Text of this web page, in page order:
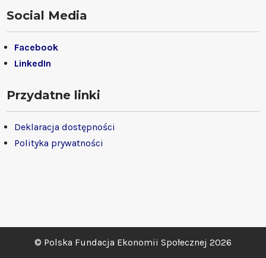
Social Media
Facebook
LinkedIn
Przydatne linki
Deklaracja dostępności
Polityka prywatności
© Polska Fundacja Ekonomii Społecznej 2026